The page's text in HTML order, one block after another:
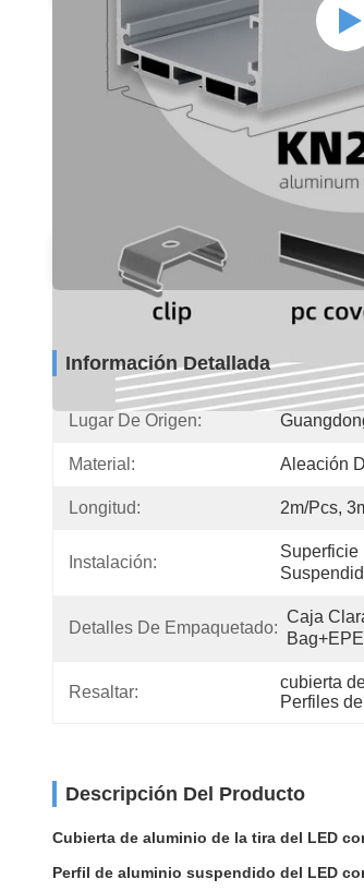
Información Detallada
Información Detallada
Lugar De Origen:
Material: Aleación
Longitud: 2m/pcs,
Instalación:
Superficie
Detalles De Empaquetado:
Caja
Resaltar:
cubierta
Perfiles
Descripción Del Producto
Cubierta de aluminio de la tira del LED
Perfil de aluminio suspendido del LED